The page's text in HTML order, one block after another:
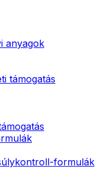
anyagok
támogatás
formulák